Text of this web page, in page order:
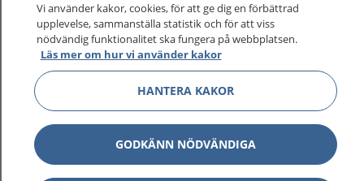
Vi använder kakor, cookies, för att ge dig en förbättrad
upplevelse, sammanställa statistik och för att viss
nödvändig funktionalitet ska fungera på webbplatsen.
Läs mer om hur vi använder kakor
HANTERA KAKOR
GODKÄNN NÖDVÄNDIGA